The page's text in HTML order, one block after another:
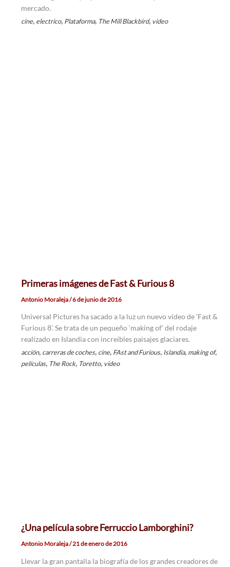
mercado.
cine, electrico, Plataforma, The Mill Blackbird, video
Primeras imágenes de Fast & Furious 8
Antonio Moraleja/6 de junio de 2016
Universal Pictures ha sacado a la luz un nuevo vídeo de ‘Fast &
Furious 8’. Se trata de un pequeño ‘making of’ del rodaje
realizado en Islandia con increíbles paisajes glaciares.
acción, carreras de coches, cine, FAst and Furious, Islandia, making of,
películas, The Rock, Toretto, video
¿Una película sobre Ferruccio Lamborghini?
Antonio Moraleja/21 de enero de 2016
Llevar la gran pantalla la biografía de los grandes creadores de